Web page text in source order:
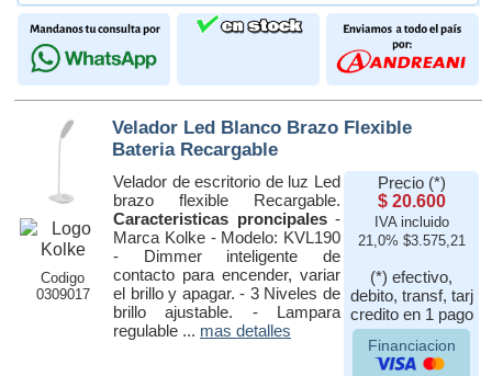
Codigo
0309017
Velador Led Blanco Brazo Flexible
Bateria Recargable
Velador de escritorio de luz Led
brazo flexible Recargable.
Caracteristicas proncipales -
Marca Kolke - Modelo: KVL190
- Dimmer inteligente de
contacto para encender, variar
el brillo y apagar. - 3 Niveles de
brillo ajustable. - Lampara
regulable ... mas detalles
Precio (*)
$ 20.600
IVA incluido
21,0% $3.575,21
(*) efectivo,
debito, transf, tarj
credito en 1 pago
Financiacion